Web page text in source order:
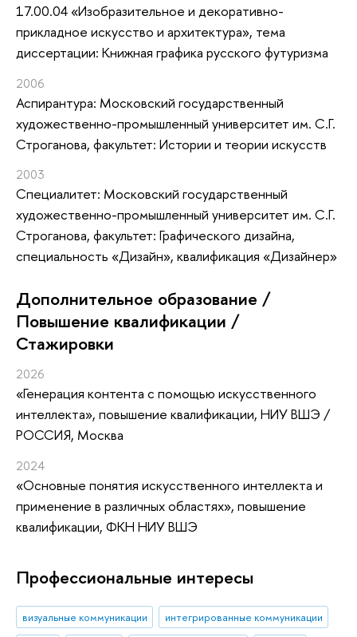
17.00.04 «Изобразительное и декоративно-
прикладное искусство и архитектура», тема
диссертации: Книжная графика русского футуризма
2006
Аспирантура: Московский государственный
художественно-промышленный университет им. С.Г.
Строганова, факультет: Истории и теории искусств
2003
Специалитет: Московский государственный
художественно-промышленный университет им. С.Г.
Строганова, факультет: Графического дизайна,
специальность «Дизайн», квалификация «Дизайнер»
Дополнительное образование /
Повышение квалификации /
Стажировки
2026
«Генерация контента с помощью искусственного
интеллекта», повышение квалификации, НИУ ВШЭ /
РОССИЯ, Москва
2024
«Основные понятия искусственного интеллекта и
применение в различных областях», повышение
квалификации, ФКН НИУ ВШЭ
Профессиональные интересы
визуальные коммуникации
интегрированные коммуникации